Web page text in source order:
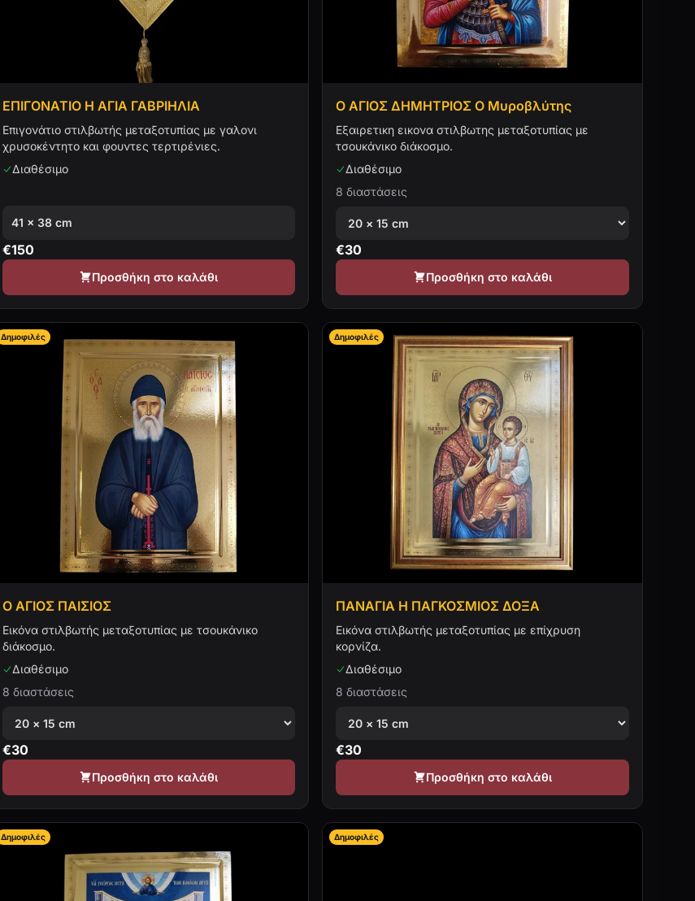
ΕΠΙΓΟΝΑΤΙΟ Η ΑΓΙΑ ΓΑΒΡΙΗΛΙΑ
Επιγονάτιο στιλβωτής μεταξοτυπίας με γαλονι
χρυσοκέντητο και φουντες τερτιρένιες.
Διαθέσιμο
41 × 38 cm
€150
Προσθήκη στο καλάθι
Ο ΑΓΙΟΣ ΔΗΜΗΤΡΙΟΣ Ο Μυροβλύτης
Εξαιρετικη εικονα στιλβωτης μεταξοτυπίας με
τσουκάνικο διάκοσμο.
Διαθέσιμο
8 διαστάσεις
€30
Προσθήκη στο καλάθι
Δημοφιλές
Ο ΑΓΙΟΣ ΠΑΙΣΙΟΣ
Εικόνα στιλβωτής μεταξοτυπίας με τσουκάνικο
διάκοσμο.
Διαθέσιμο
8 διαστάσεις
€30
Προσθήκη στο καλάθι
Δημοφιλές
ΠΑΝΑΓΙΑ Η ΠΑΓΚΟΣΜΙΟΣ ΔΟΞΑ
Εικόνα στιλβωτής μεταξοτυπίας με επίχρυση
κορνίζα.
Διαθέσιμο
8 διαστάσεις
€30
Προσθήκη στο καλάθι
Δημοφιλές Δημοφιλές